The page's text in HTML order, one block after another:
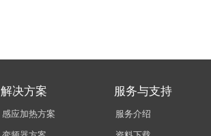
解决方案
感应加热方案
服务与支持
服务介绍